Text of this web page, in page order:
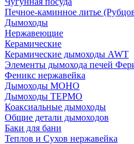
Печное-каминное литье
Дымоходы
Нержавеющие
Керамические
Керамические дымоходы AWT
Элементы дымохода печей
Феникс нержавейка
Дымоходы МОНО
Дымоходы ТЕРМО
Коаксиальные дымоходы
Общие детали дымоходов
Баки для бани
Теплов и Сухов нержавейка